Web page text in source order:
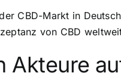
CBD-Markt in
von CBD
Akteure